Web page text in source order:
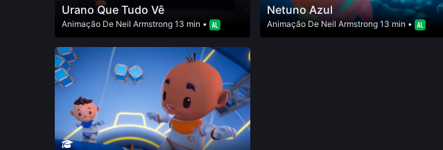
Urano Que Tudo Vê
AnimaçãoDe Neil Armstrong13 min •
Netuno Azul
AnimaçãoDeNeil Armstrong 13 min •